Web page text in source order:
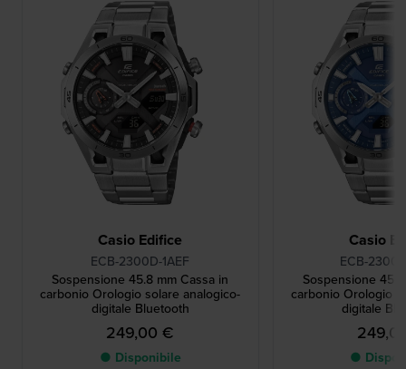
Casio Edifice
ECB-2300D-1AEF
Sospensione 45.8 mm Cassa in
carbonio Orologio solare analogico-
digitale Bluetooth
249,00 €
● Disponibile
Casio
ECB-
Sospensione
carbonio Orologio
digitale
●